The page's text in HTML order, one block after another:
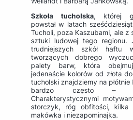
Szkoła tucholska, której
powstał w latach
Tucholi, poza Kaszubami, ale z
sztuki ludowej tego
trudniejszych szkół haftu
tworzących dobrego
palety barw, która
jedenaście kolorów od złota
tucholski znajdziemy na płótnie
bardzo często –
Charakterystycznymi
storczyk, róg obfitości, kilka
makówka i niezapominajka.